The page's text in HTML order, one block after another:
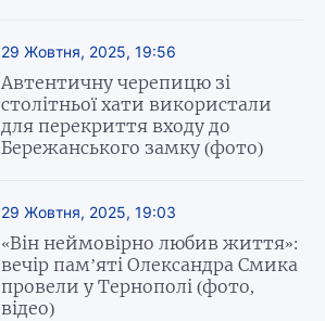
29 Жовтня, 2025, 19:56
Автентичну черепицю зі
столітньої хати використали
для перекриття входу до
Бережанського замку (фото)
29 Жовтня, 2025, 19:03
«Він неймовірно любив життя»:
вечір пам’яті Олександра Смика
провели у Тернополі (фото,
відео)